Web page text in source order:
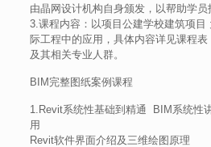
由晶网设计机构自身颁发，以帮助学员
3.课程内容：以项目公建学校建筑项
际工程中的应用，具体内容详见课程
及其相关专业人群。
BIM完整图纸案例课程
1.Revit系统性基础到精通 BIM系统性
用
Revit软件界面介绍及三维绘图原理